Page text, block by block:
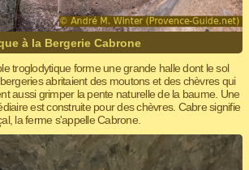
à la Bergerie Cabrone
troglodytique forme une grande halle dont le sol
abritaient des moutons et des chèvres qui
aussi grimper la pente naturelle de la baume. Une
est construite pour des chèvres. Cabre signifie
la ferme s'appelle Cabrone.